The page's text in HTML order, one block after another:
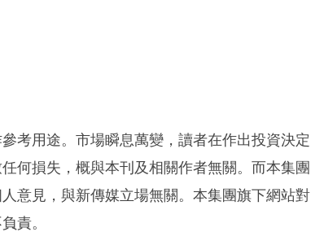
考用途。市場瞬息萬變，讀者在作出投資決定
何損失，概與本刊及相關作者無關。而本集團
意見，與新傳媒立場無關。本集團旗下網站對
責。